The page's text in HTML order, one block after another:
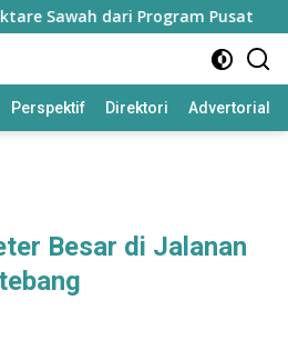
Sawah dari Program Pusat
Perspektif Direktori Advertorial
Besar di Jalanan